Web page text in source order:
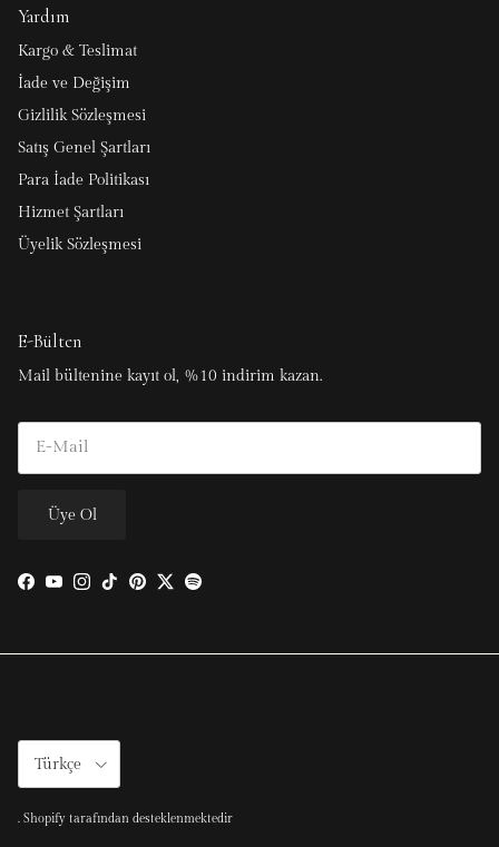
Yardım
Kargo & Teslimat
İade ve Değişim
Gizlilik Sözleşmesi
Satış Genel Şartları
Para İade Politikası
Hizmet Şartları
Üyelik Sözleşmesi
E-Bülten
Mail bültenine kayıt ol, %10 indirim kazan.
Üye Ol
Facebook
YouTube
Instagram
TikTokPinterest
TwitterSpotify
Türkçe
. Shopify tarafından desteklenmektedir